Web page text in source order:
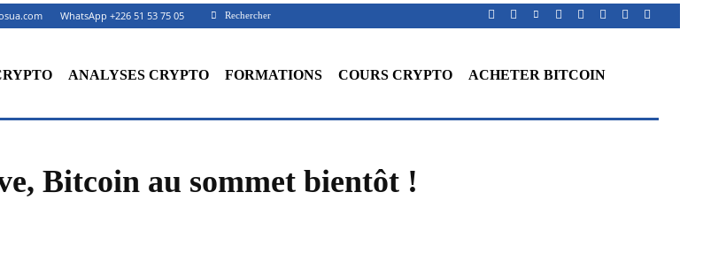
WhatsApp +226 51 53 75 05 Rechercher
ANALYSES CRYPTO FORMATIONS COURS CRYPTO ACHETER BITCOIN
Bitcoin au sommet bientôt !